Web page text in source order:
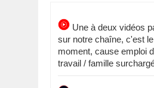
Une à deux vidéos
sur notre chaîne, c'est
moment, cause emploi
travail / famille